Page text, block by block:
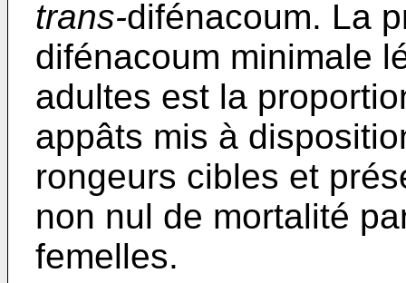
trans-difénacoum. La
difénacoum minimale
adultes est la
appâts mis à
rongeurs cibles et
non nul de mortalité
femelles.